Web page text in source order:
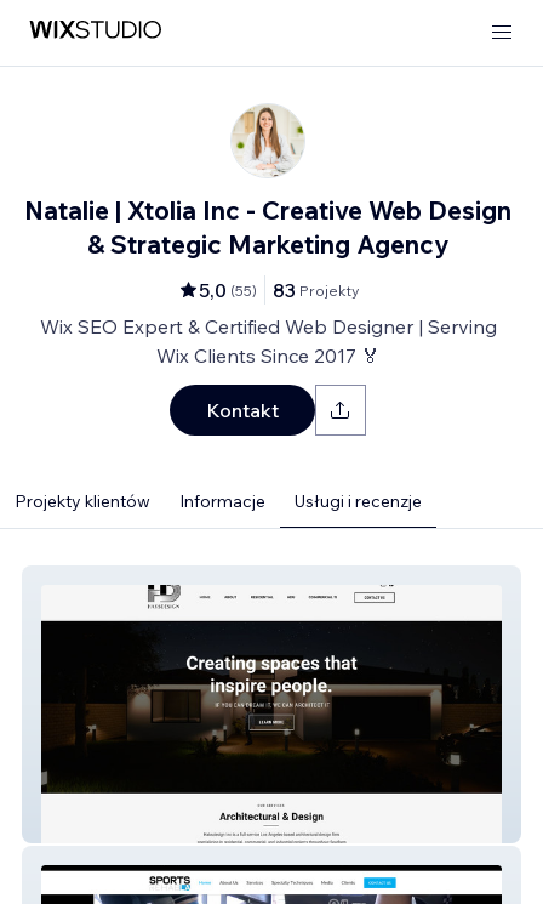
Natalie | Xtolia Inc - Creative Web Design
& Strategic Marketing Agency
5,0 (55) 83 Projekty
Wix SEO Expert & Certified Web Designer | Serving
Wix Clients Since 2017 🏅
Kontakt
Projekty klientów Informacje Usługi i recenzje
HaksDesign Inc. | ADU & Residential